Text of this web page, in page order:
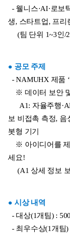
- 웰니스·AI·로보
생, 스타트업, 프리
(팀 단위 1~3인/
● 공모 주제
- NAMUHX 제품
※ 데이터 보안
A1: 자율주행
보 비접촉 측정, 음
봇형 기기
※ 아이디어를 제
세요!
(A1 상세 정보
● 시상 내역
- 대상(1개팀) :
- 최우수상(1개팀)